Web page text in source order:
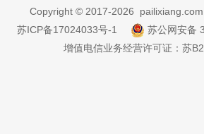
Copyright © 2017-2026
苏ICP备17024033号-1
苏公网安备
增值电信业务经营许可证：苏